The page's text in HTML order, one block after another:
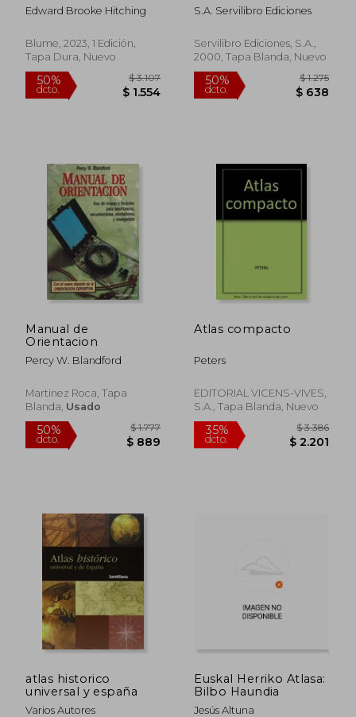
Edward Brooke Hitching
Blume, 2023, 1 Edición,
Tapa Dura, Nuevo
50%
dcto. $ 1.554
S.A. Servilibro Ediciones
Servilibro Ediciones, S.A.,
2000, Tapa Blanda, Nuevo
50%
Manual de
Orientacion
Percy W. Blandford
Martinez Roca, Tapa
Blanda, Usado
50%
dcto.
Atlas compacto
Peters
EDITORIAL VICENS-VIVES,
S.A., Tapa Blanda, Nuevo
35%
dcto.
atlas historico
universal y españa
Varios Autores
Euskal Herriko Atlasa:
Bilbo Haundia
Jesús Altuna